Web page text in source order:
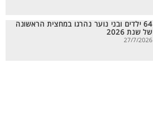
64 ילדים ובני נוער נהרגו במחצית הראשונה
של שנת 2026
27/7/2026